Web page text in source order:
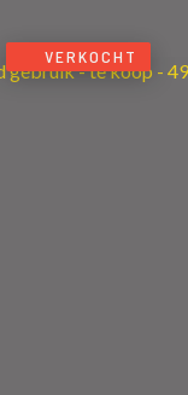
VERKOCHT